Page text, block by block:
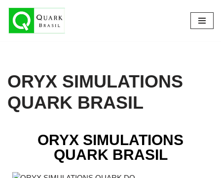
Pular
ORYX SIMULATIONS
QUARK BRASIL​
ORYX SIMULATIONS
QUARK BRASIL